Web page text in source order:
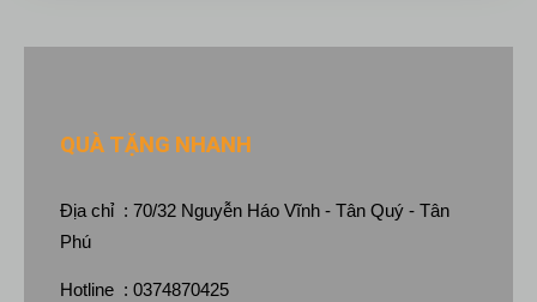
QUÀ TẶNG NHANH
Địa chỉ : 70/32 Nguyễn Háo Vĩnh - Tân Quý - Tân
Phú
Hotline : 0374870425